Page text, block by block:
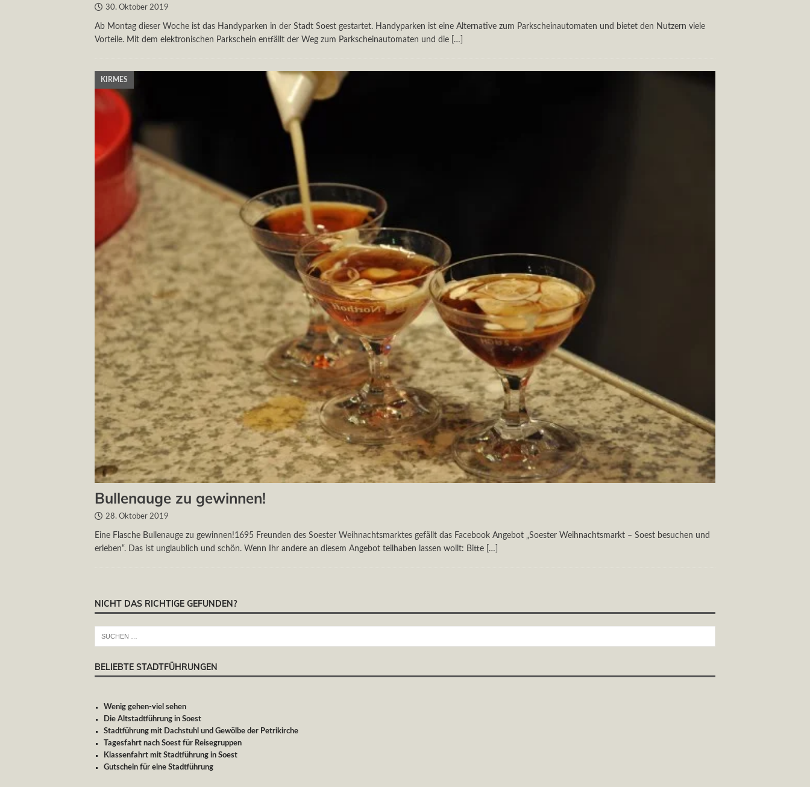
30. Oktober 2019
Ab Montag dieser Woche ist das Handyparken in der Stadt Soest gestartet. Handyparken ist eine Alternative zum Parkscheinautomaten und bietet den Nutzern viele
Vorteile. Mit dem elektronischen Parkschein entfällt der Weg zum Parkscheinautomaten und die
[…]
KIRMES
Bullenauge zu gewinnen!
28. Oktober 2019
Eine Flasche Bullenauge zu gewinnen!1695 Freunden des Soester Weihnachtsmarktes gefällt das Facebook Angebot „Soester Weihnachtsmarkt – Soest besuchen und
erleben“. Das ist unglaublich und schön. Wenn Ihr andere an diesem Angebot teilhaben lassen wollt: Bitte
[…]
NICHT DAS RICHTIGE GEFUNDEN?
BELIEBTE STADTFÜHRUNGEN
Wenig gehen-viel sehen
Die Altstadtführung in Soest
Stadtführung mit Dachstuhl und Gewölbe der Petrikirche
Tagesfahrt nach Soest für Reisegruppen
Klassenfahrt mit Stadtführung in Soest
Gutschein für eine Stadtführung